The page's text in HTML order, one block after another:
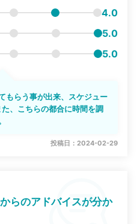
4.0
5.0
5.0
もらう事が出来、スケジュー
、こちらの都合に時間を調
投稿日：2024-02-29
らのアドバイスが分か